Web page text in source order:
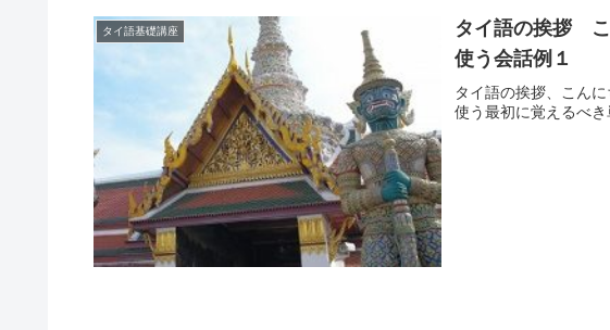
タイ語基礎講座
タイ語の挨拶 こ
使う会話例１
タイ語の挨拶、こん
使う最初に覚えるべき